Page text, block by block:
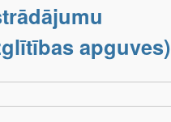
apguves)